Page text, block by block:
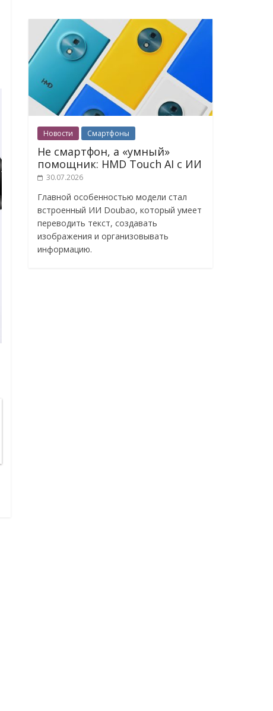
Новости Смартфоны
Не смартфон, а «умный»
помощник: HMD Touch AI с ИИ
30.07.2026
Главной особенностью модели стал
встроенный ИИ Doubao, который умеет
переводить текст, создавать
изображения и организовывать
информацию.